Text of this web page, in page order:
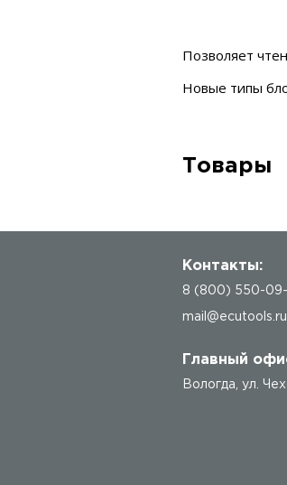
Позволяет
Новые типы
Товары
Контакты:
8 (800) 550-
mail@ecutools.ru
Главный
Вологда ул.